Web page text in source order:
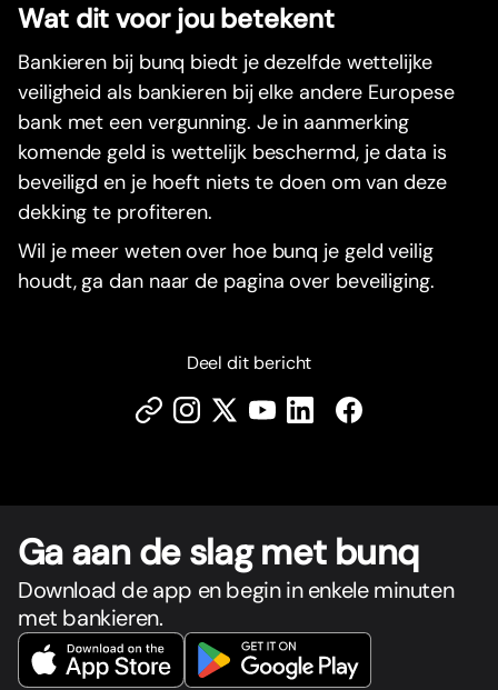
Wat dit voor jou betekent
Bankieren bij bunq biedt je dezelfde wettelijke
veiligheid als bankieren bij elke andere Europese
bank met een vergunning. Je in aanmerking
komende geld is wettelijk beschermd, je data is
beveiligd en je hoeft niets te doen om van deze
dekking te profiteren.
Wil je meer weten over hoe bunq je geld veilig
houdt, ga dan naar de pagina over beveiliging.
Deel dit bericht
Ga aan de slag met bunq
Download de app en begin in enkele minuten
met bankieren.